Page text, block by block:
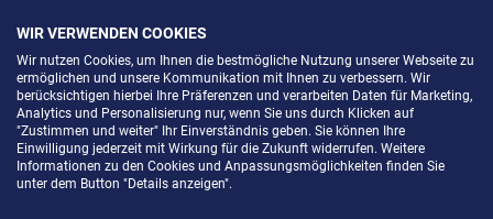
LAGERBOX IN BERLIN-KAULSDORF
WIR VERWENDEN COOKIES
Wir nutzen Cookies, um Ihnen die bestmögliche Nutzung unserer Webseite zu
ermöglichen und unsere Kommunikation mit Ihnen zu verbessern. Wir
berücksichtigen hierbei Ihre Präferenzen und verarbeiten Daten für Marketing,
Analytics und Personalisierung nur, wenn Sie uns durch Klicken auf
"Zustimmen und weiter" Ihr Einverständnis geben. Sie können Ihre
Einwilligung jederzeit mit Wirkung für die Zukunft widerrufen. Weitere
Informationen zu den Cookies und Anpassungsmöglichkeiten finden Sie
unter dem Button "Details anzeigen".